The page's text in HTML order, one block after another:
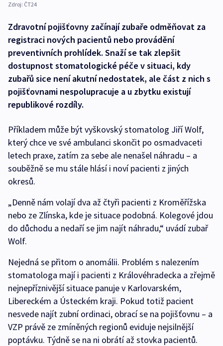
Zdroj: ČT24
Zdravotní pojišťovny začínají zubaře odměňovat za
registraci nových pacientů nebo provádění
preventivních prohlídek. Snaží se tak zlepšit
dostupnost stomatologické péče v situaci, kdy
zubařů sice není akutní nedostatek, ale část z nich s
pojišťovnami nespolupracuje a u zbytku existují
republikové rozdíly.
Příkladem může být vyškovský stomatolog Jiří Wolf,
který chce ve své ambulanci skončit po osmadvaceti
letech praxe, zatím za sebe ale nenašel náhradu – a
souběžně se mu stále hlásí i noví pacienti z jiných
okresů.
„Denně nám volají dva až čtyři pacienti z Kroměřížska
nebo ze Zlínska, kde je situace podobná. Kolegové jdou
do důchodu a nedaří se jim najít náhradu,“ uvádí zubař
Wolf.
Nejedná se přitom o anomálii. Problém s nalezením
stomatologa mají i pacienti z Královéhradecka a zřejmě
nejnepříznivější situace panuje v Karlovarském,
Libereckém a Ústeckém kraji. Pokud totiž pacient
nesvede najít zubní ordinaci, obrací se na pojišťovnu – a
VZP právě ze zmíněných regionů eviduje nejsilnější
poptávku. Týdně se na ni obrátí až stovka pacientů.